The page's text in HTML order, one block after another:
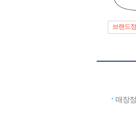
브랜드
매장